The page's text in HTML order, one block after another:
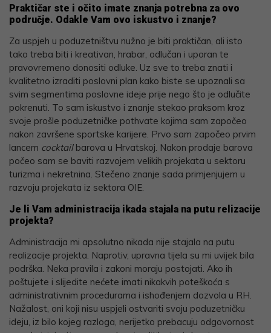
Praktičar ste i očito imate znanja potrebna za ovo
područje. Odakle Vam ovo iskustvo i znanje?
Za uspjeh u poduzetništvu nužno je biti praktičan, ali isto
tako treba biti i kreativan, hrabar, odlučan i uporan te
pravovremeno donositi odluke. Uz sve to treba znati i
kvalitetno izraditi poslovni plan kako biste se upoznali sa
svim segmentima poslovne ideje prije nego što je odlučite
pokrenuti. To sam iskustvo i znanje stekao praksom kroz
svoje prošle poduzetničke pothvate kojima sam započeo
nakon završene sportske karijere. Prvo sam započeo prvim
lancem cocktailbarova u Hrvatskoj. Nakon prodaje barova
počeo sam se baviti razvojem velikih projekata u sektoru
turizma i nekretnina. Stečeno znanje sada primjenjujem u
razvoju projekata iz sektora OIE.
Je li Vam administracija ikada stajala na putu relizacije
projekta?
Administracija mi apsolutno nikada nije stajala na putu
realizacije projekta. Naprotiv, upravna tijela su mi uvijek bila
podrška. Neka pravila i zakoni moraju postojati. Ako ih
poštujete i slijedite nećete imati nikakvih poteškoća s
administrativnim procedurama i ishođenjem dozvola u RH.
Nažalost, oni koji nisu uspjeli ostvariti svoju poduzetničku
ideju, iz bilo kojeg razloga, nerijetko prebacuju odgovornost